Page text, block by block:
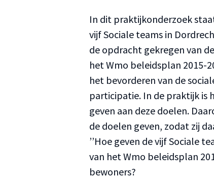
In dit praktijkonderzoek
vijf Sociale teams in
de opdracht gekregen van
het Wmo beleidsplan 2015-
het bevorderen van de
participatie. In de praktijk is
geven aan deze doelen.
de doelen geven, zodat zij
’’Hoe geven de vijf Sociale
van het Wmo beleidsplan
bewoners?